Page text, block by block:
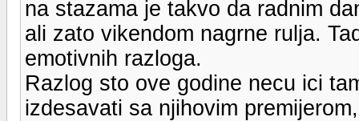
na stazama je takvo da radnim
ali zato vikendom nagrne rulja.
emotivnih razloga.
Razlog sto ove godine necu ici
izdesavati sa njihovim